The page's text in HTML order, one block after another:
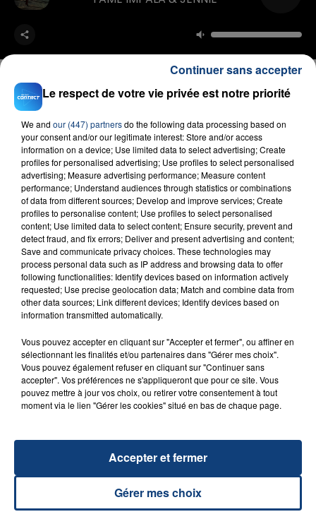
FIL D'ACTU
23 juillet 2026
INCENDIE MORTEL À LENS : UNE FEMME ET
SON BÉBÉ ENTRE LA VIE ET LA...
Un homme s'est immolé par le feu après avoir
d'un liquide inflammable.
20 juillet 2026
UNE ADOLESCENTE DEVANT SE FAIRE
OPÉRER DE LA CHEVILLE RESSORT DE LA...
La famille a porté plainte contre la clinique qui a
reconnu sa responsabilité et présenté ses
Le respect de votre vie privée est notre priorité
We and our (447) partnersdo the following data processing based on
your consent and/or our legitimate interest: Store and/or access
information on a device; Use limited data to select advertising; Create
profiles for personalised advertising; Use profiles to select personalised
advertising; Measure advertising performance; Measure content
performance; Understand audiences through statistics or combinations
of data from different sources; Develop and improve services; Create
profiles to personalise content; Use profiles to select personalised
content; Use limited data to select content; Ensure security, prevent and
detect fraud, and fix errors; Deliver and present advertising and content;
Save and communicate privacy choices. These technologies may
process personal data such as IP address and browsing data to offer
following functionalities: Identify devices based on information actively
requested; Use precise geolocation data; Match and combine data from
other data sources; Link different devices; Identify devices based on
information transmitted automatically.
Vous pouvez accepter en cliquant sur "Accepter et fermer", ou affiner en
sélectionnant les finalités et/ou partenaires dans "Gérer mes choix".
Vous pouvez également refuser en cliquant sur "Continuer sans
accepter". Vos préférences ne s'appliqueront que pour ce site. Vous
pouvez mettre à jour vos choix, ou retirer votre consentement à tout
moment via le lien "Gérer les cookies" situé en bas de chaque page.
Gérer mes choix
Accepter et fermer
Continuer sans accepter